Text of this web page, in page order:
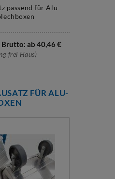
passend für Alu-
Brutto: ab 40,46€
frei Haus)
FÜR ALU-